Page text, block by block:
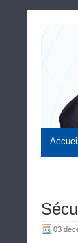
Accueil
03